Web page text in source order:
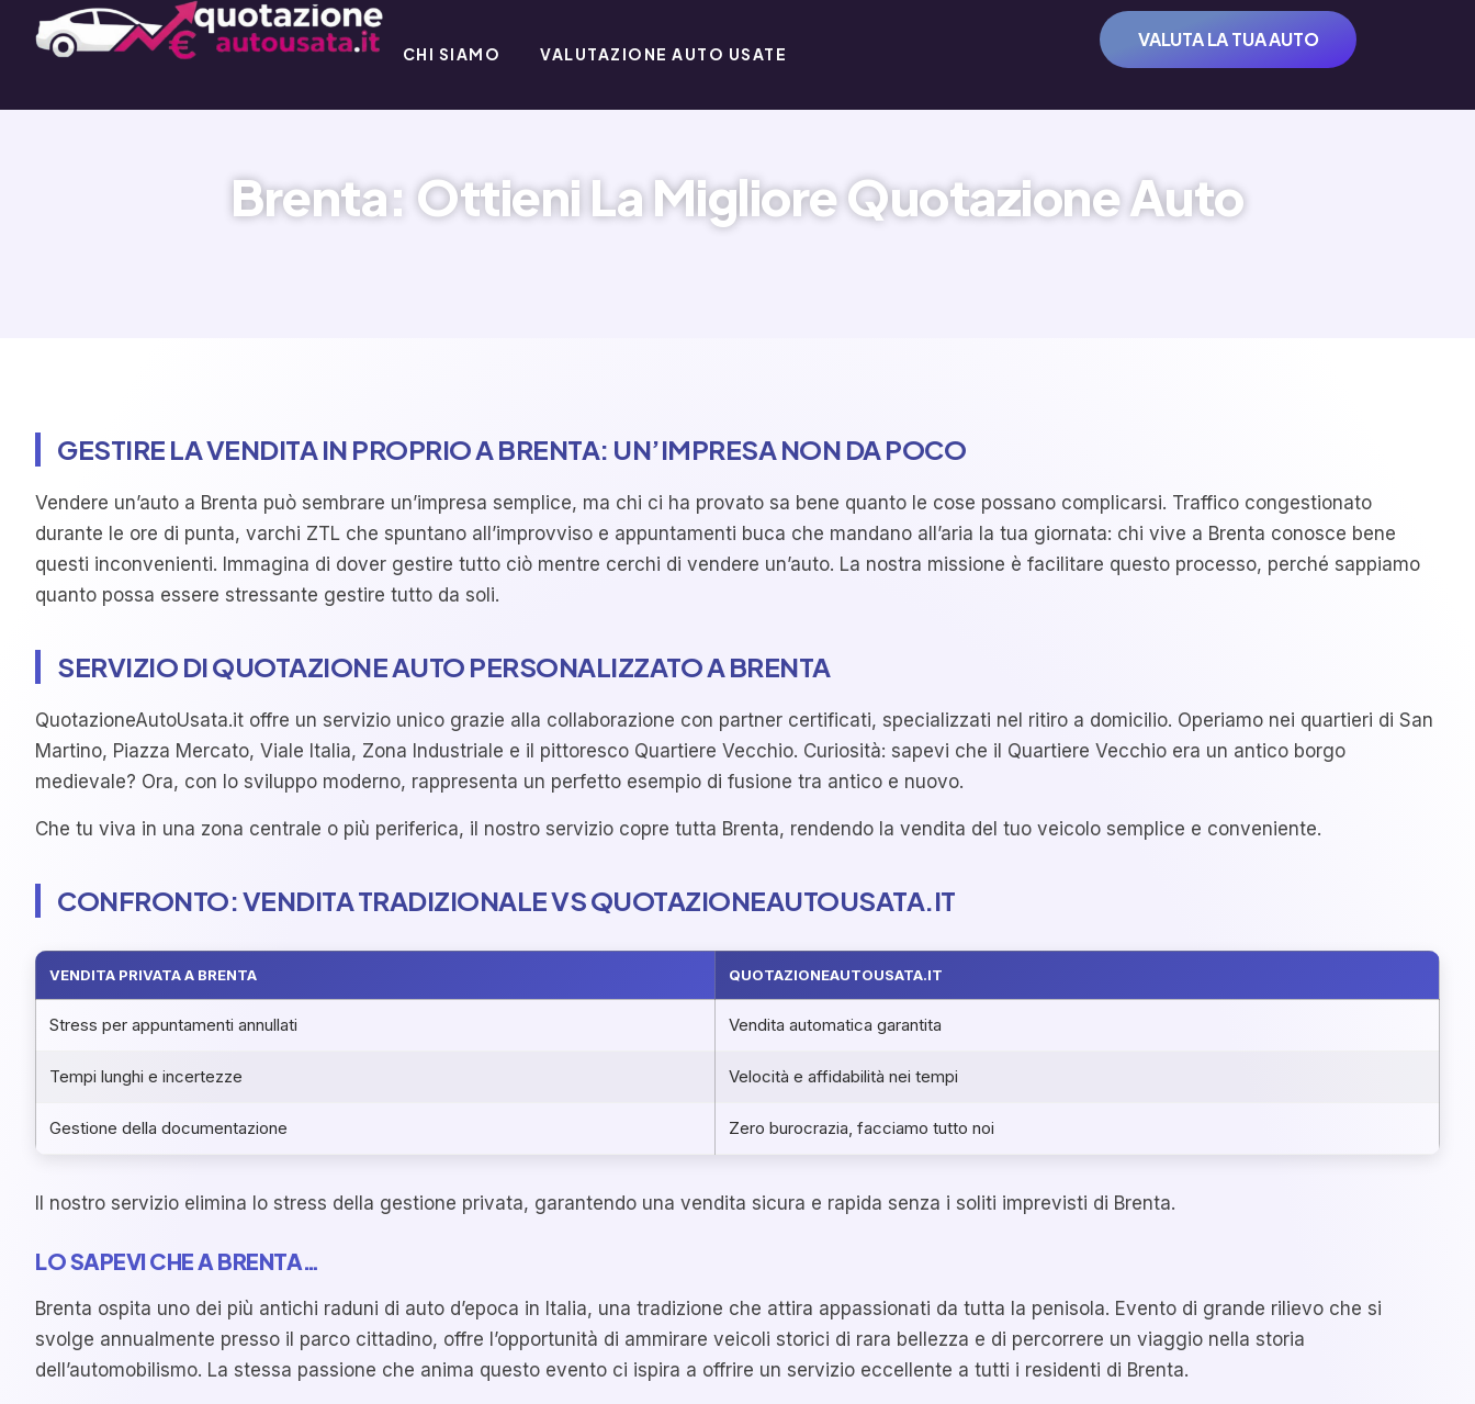
CHI SIAMO VALUTAZIONE AUTO USATE
VALUTA LA TUA AUTO
Brenta: Ottieni La Migliore Quotazione Auto
GESTIRE LA VENDITA IN PROPRIO A BRENTA: UN’IMPRESA NON DA POCO
Vendere un’auto a Brenta può sembrare un’impresa semplice, ma chi ci ha provato sa bene quanto le cose possano complicarsi. Traffico congestionato
durante le ore di punta, varchi ZTL che spuntano all’improvviso e appuntamenti buca che mandano all’aria la tua giornata: chi vive a Brenta conosce bene
questi inconvenienti. Immagina di dover gestire tutto ciò mentre cerchi di vendere un’auto. La nostra missione è facilitare questo processo, perché sappiamo
quanto possa essere stressante gestire tutto da soli.
SERVIZIO DI QUOTAZIONE AUTO PERSONALIZZATO A BRENTA
QuotazioneAutoUsata.it offre un servizio unico grazie alla collaborazione con partner certificati, specializzati nel ritiro a domicilio. Operiamo nei quartieri di San
Martino, Piazza Mercato, Viale Italia, Zona Industriale e il pittoresco Quartiere Vecchio. Curiosità: sapevi che il Quartiere Vecchio era un antico borgo
medievale? Ora, con lo sviluppo moderno, rappresenta un perfetto esempio di fusione tra antico e nuovo.
Che tu viva in una zona centrale o più periferica, il nostro servizio copre tutta Brenta, rendendo la vendita del tuo veicolo semplice e conveniente.
CONFRONTO: VENDITA TRADIZIONALE VS QUOTAZIONEAUTOUSATA.IT
VENDITA PRIVATA A BRENTA QUOTAZIONEAUTOUSATA.IT
Stress per appuntamenti annullati Vendita automatica garantita
Tempi lunghi e incertezze Velocità e affidabilità nei tempi
Gestione della documentazione Zero burocrazia, facciamo tutto noi
Il nostro servizio elimina lo stress della gestione privata, garantendo una vendita sicura e rapida senza i soliti imprevisti di Brenta.
LO SAPEVI CHE A BRENTA…
Brenta ospita uno dei più antichi raduni di auto d’epoca in Italia, una tradizione che attira appassionati da tutta la penisola. Evento di grande rilievo che si
svolge annualmente presso il parco cittadino, offre l’opportunità di ammirare veicoli storici di rara bellezza e di percorrere un viaggio nella storia
dell’automobilismo. La stessa passione che anima questo evento ci ispira a offrire un servizio eccellente a tutti i residenti di Brenta.